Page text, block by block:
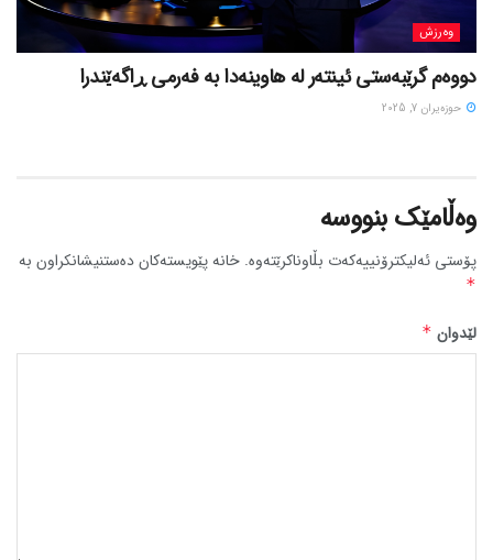
وەرزش
دووەم گرێبەستی ئینتەر لە هاوینەدا بە فەرمی ڕاگەێندرا
حوزه‌یران 7, 2025
وەڵامێک بنووسە
پۆستی ئەلیکترۆنییەکەت بڵاوناکرێتەوە. خانە پێویستەکان دەستنیشانکراون بە
*
لێدوان *